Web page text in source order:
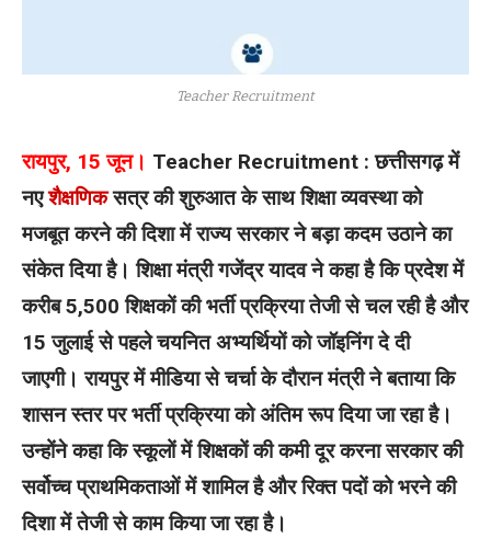
Teacher Recruitment
रायपुर, 15 जून। Teacher Recruitment : छत्तीसगढ़ में
नएशैक्षणिकसत्र की शुरुआत के साथ शिक्षा व्यवस्था को
मजबूत करने की दिशा में राज्य सरकार ने बड़ा कदम उठाने का
संकेत दिया है। शिक्षा मंत्री गजेंद्र यादव ने कहा है कि प्रदेश में
करीब 5,500 शिक्षकों की भर्ती प्रक्रिया तेजी से चल रही है और
15 जुलाई से पहले चयनित अभ्यर्थियों को जॉइनिंग दे दी
जाएगी। रायपुर में मीडिया से चर्चा के दौरान मंत्री ने बताया कि
शासन स्तर पर भर्ती प्रक्रिया को अंतिम रूप दिया जा रहा है।
उन्होंने कहा कि स्कूलों में शिक्षकों की कमी दूर करना सरकार की
सर्वोच्च प्राथमिकताओं में शामिल है और रिक्त पदों को भरने की
दिशा में तेजी से काम किया जा रहा है।